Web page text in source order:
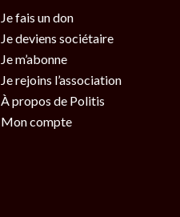
Je fais un don
Je deviens sociétaire
Je m’abonne
Je rejoins l’association
À propos de Politis
Mon compte